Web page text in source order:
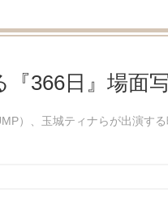
366日』場面
）、玉城ティナらが出演す